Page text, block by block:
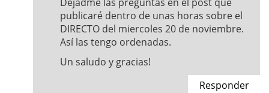
publicaré dentro de unas horas sobre el
DIRECTO del miercoles 20 de noviembre.
Así las tengo ordenadas.
Un saludo y gracias!
Responder